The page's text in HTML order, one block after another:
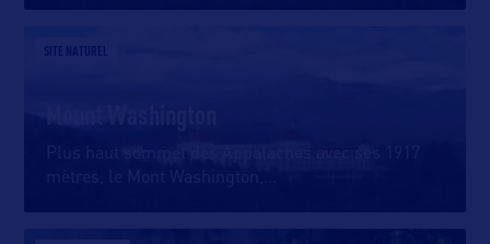
SITE NATUREL
mètres, le Mont Washington,